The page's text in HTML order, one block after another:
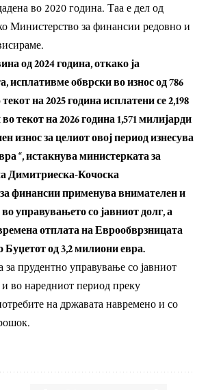
во 2020 година. Таа е дел од
Министерство за финансии редовно и
од 2024 година, откако ја
исплативме обврски во износ од 786
на 2025 година исплатени се 2,198
текот на 2026 година 1,571 милијарди
износ за целиот овој период изнесува
“, истакнува министерката за
Димитриеска-Кочоска
финансии применува внимателен и
управувањето со јавниот долг, а
отплата на Еврообврзницата
Буџетот од 3,2 милиони евра.
за прудентно управување со јавниот
во наредниот период преку
на државата навремено и со